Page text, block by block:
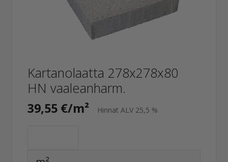
Kartanolaatta 278x278x80
HN vaaleanharm.
39,55 €/m² Hinnat ALV 25,5 %